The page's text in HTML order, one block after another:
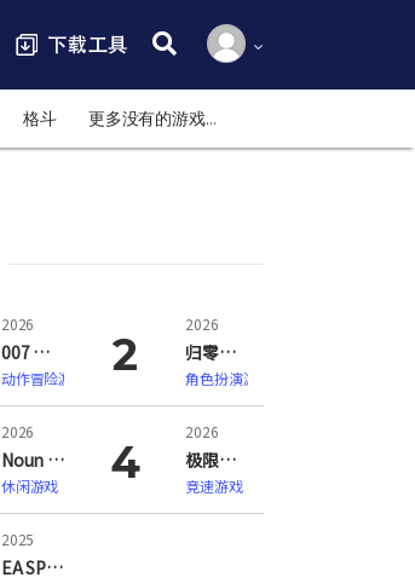
搜索:
格斗 更多没有的游戏…
2026
007 初露锋芒（007 First Light）
动作冒险游戏
2026
归零巡礼：亡谍镇魂曲（ZERO PARADES: For Dead Spies）
角色扮演游戏
2026
Noun Town 语言学习（Noun Town Language Learning）
休闲游戏
2026
极限竞速：地平线6（Forza Horizon 6）
竞速游戏
2025
EA SPORTS FC 26